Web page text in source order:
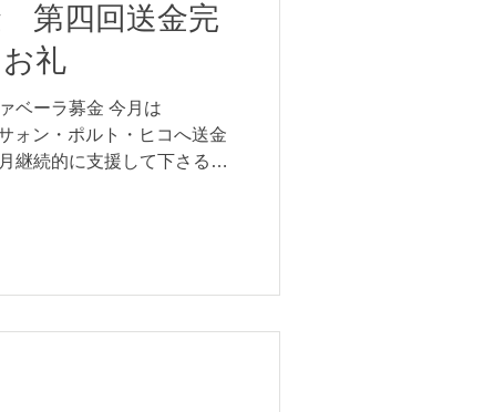
第四回送金完
礼
ベーラ募金 今月は
ォン・ポルト・ヒコへ送金
継続的に支援して下さる方